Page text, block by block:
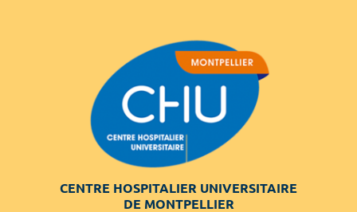
CENTRE HOSPITALIER UNIVERSITAIRE
DE MONTPELLIER